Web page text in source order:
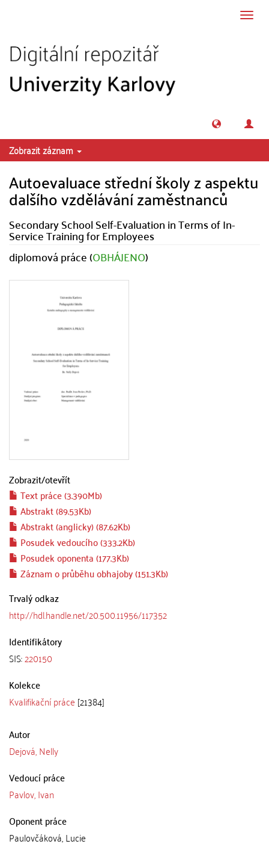
Zobrazit záznam
Autoevaluace střední školy z aspektu
dalšího vzdělávání zaměstnanců
Secondary School Self-Evaluation in Terms of In-
Service Training for Employees
diplomová práce (OBHÁJENO)
Zobrazit/otevřít
Text práce (3.390Mb)
Abstrakt (89.53Kb)
Abstrakt (anglicky) (87.62Kb)
Posudek vedoucího (333.2Kb)
Posudek oponenta (177.3Kb)
Záznam o průběhu obhajoby (151.3Kb)
Trvalý odkaz
http://hdl.handle.net/20.500.11956/117352
Identifikátory
SIS:220150
Kolekce
Kvalifikační práce [21384]
Autor
Dejová, Nelly
Vedoucí práce
Pavlov, Ivan
Oponent práce
Paulovčáková, Lucie